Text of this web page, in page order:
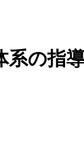
系の指